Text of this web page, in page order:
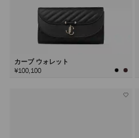
カーブ ウォレット
¥100,100